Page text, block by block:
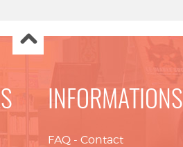
INFORMATIONS
FAQ - Contact